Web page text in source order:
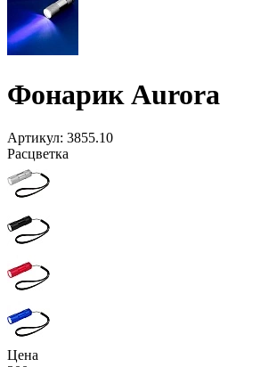
Фонарик Aurora
Артикул: 3855.10
Расцветка
Цена